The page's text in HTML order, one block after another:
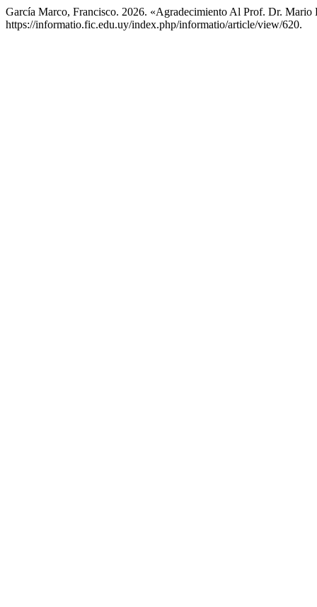
García Marco, Francisco. 2026. «Agradecimiento Al Prof. Dr.
https://informatio.fic.edu.uy/index.php/informatio/article/view/620.